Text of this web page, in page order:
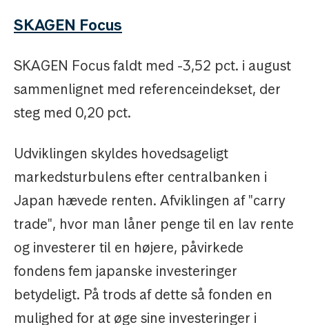
SKAGEN Focus
SKAGEN Focus faldt med -3,52 pct. i august
sammenlignet med referenceindekset, der
steg med 0,20 pct.
Udviklingen skyldes hovedsageligt
markedsturbulens efter centralbanken i
Japan hævede renten. Afviklingen af "carry
trade", hvor man låner penge til en lav rente
og investerer til en højere, påvirkede
fondens fem japanske investeringer
betydeligt. På trods af dette så fonden en
mulighed for at øge sine investeringer i